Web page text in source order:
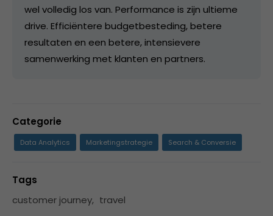
wel volledig los van. Performance is zijn ultieme
drive. Efficiëntere budgetbesteding, betere
resultaten en een betere, intensievere
samenwerking met klanten en partners.
Categorie
Data Analytics Marketingstrategie Search & Conversie
Tags
customer journey, travel